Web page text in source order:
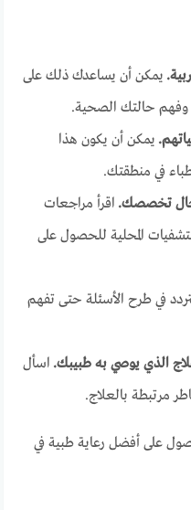
يمكن أن يساعدك ذلك على
حالتك الصحية.
يمكن أن يكون هذا
في منطقتك.
تخصصك. اقرأ مراجعات
المحلية للحصول على
في طرح الأسئلة حتى تفهم
الذي يوصي به طبيبك. اسأل
مرتبطة بالعلاج.
على أفضل رعاية طبية في